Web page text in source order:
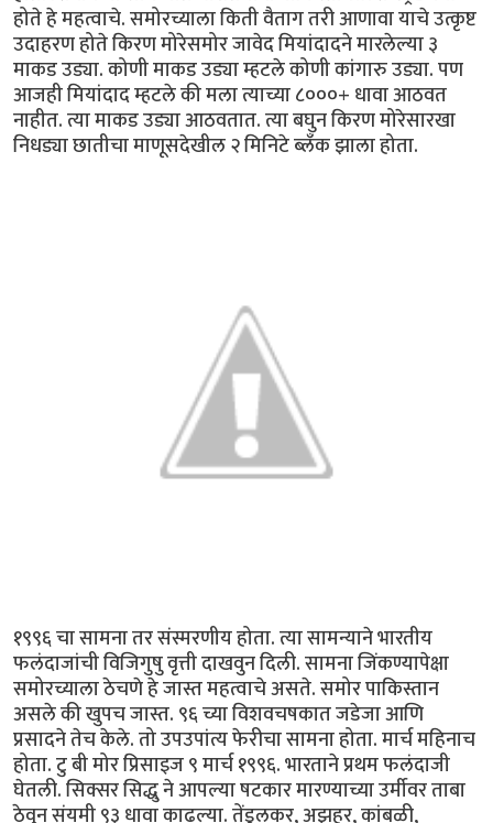
होते हे महत्वाचे. समोरच्याला किती वैताग तरी आणावा याचे उत्कृष्ट
उदाहरण होते किरण मोरेसमोर जावेद मियांदादने मारलेल्या ३
माकड उड्या. कोणी माकड उड्या म्हटले कोणी कांगारु उड्या. पण
आजही मियांदाद म्हटले की मला त्याच्या ८०००+ धावा आठवत
नाहीत. त्या माकड उड्या आठवतात. त्या बघुन किरण मोरेसारखा
निधड्या छातीचा माणूसदेखील २ मिनिटे ब्लँक झाला होता.
१९९६ चा सामना तर संस्मरणीय होता. त्या सामन्याने भारतीय
फलंदाजांची विजिगुषु वृत्ती दाखवुन दिली. सामना जिंकण्यापेक्षा
समोरच्याला ठेचणे हे जास्त महत्वाचे असते. समोर पाकिस्तान
असले की खुपच जास्त. ९६ च्या विशवचषकात जडेजा आणि
प्रसादने तेच केले. तो उपउपांत्य फेरीचा सामना होता. मार्च महिनाच
होता. टु बी मोर प्रिसाइज ९ मार्च १९९६. भारताने प्रथम फलंदाजी
घेतली. सिक्सर सिद्धु ने आपल्या षटकार मारण्याच्या उर्मीवर ताबा
ठेवुन संयमी ९३ धावा काढल्या. तेंडुलकर, अझहर, कांबळी,